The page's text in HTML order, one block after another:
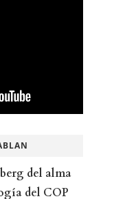
del alma
del COP